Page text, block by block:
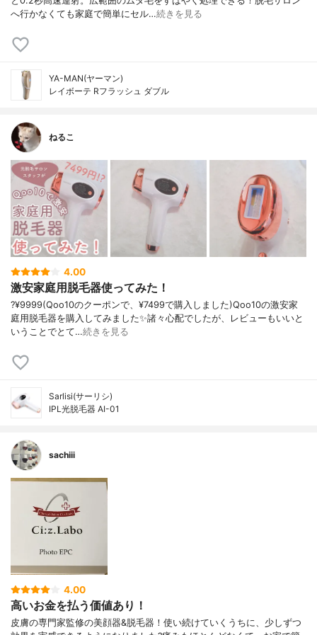
へ行かなくても家庭で簡単にセル…続きを見る
YA-MAN(ヤーマン)
レイボーテ Rフラッシュ ダブル
ねるこ
4.00
激安家庭用脱毛器使ってみた！
?¥9999(Qoo10のクーポンで、¥7499で購入しました)Qoo10の激安家
庭用脱毛器を購入してみました✨諸々心配でしたが、レビューもいいと
いうことでとて…続きを見る
Sarlisi(サーリシ)
IPL光脱毛器 AI-01
sachiii
4.00
高いお金を払う価値あり！
皮膚の専門家監修の美顔器&脱毛器！使い続けていくうちに、少しずつ